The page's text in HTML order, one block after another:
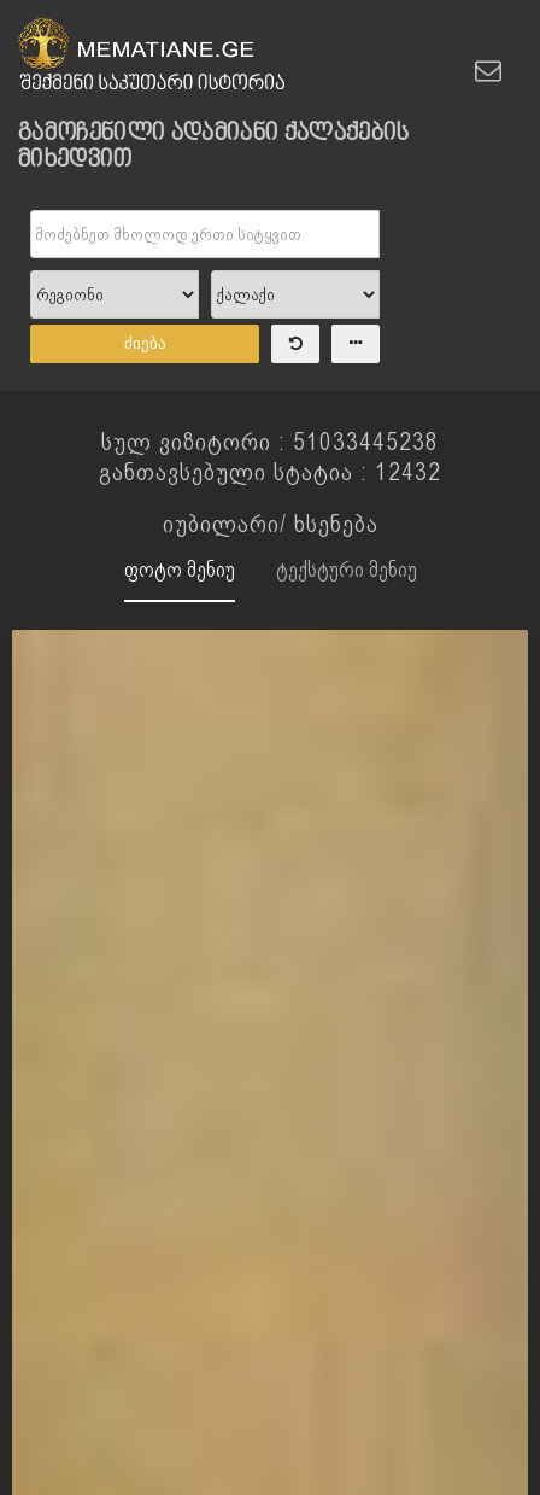
გამოჩენილი ადამიანი ქალაქების
მიხედვით
ძიება
სულ ვიზიტორი : 51033445238
განთავსებული სტატია : 12432
იუბილარი/ ხსენება
ფოტო მენიუ ტექსტური მენიუ